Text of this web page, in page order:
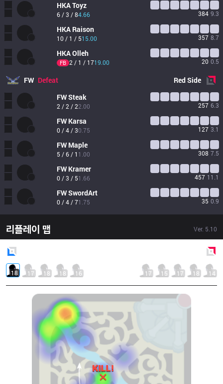
HKAToyz
6 / 3 / 84.66 384 9.3
HKA Raison
10 / 1 / 515.00 357 8.7
HKAOlleh
FB 2 / 1 / 1719.00 20 0.5
FW Defeat RedSide
FWSteak
2 / 2 / 22.00 257 6.3
FW Karsa
0 / 4 / 30.75 127 3.1
FW Maple
5 / 6 / 1 1.00 308 7.5
FW Kramer
0 / 3 / 51.66 457 11.1
FWSwordArt
0 / 4 / 71.75 35 0.9
리플레이 맵 Ver. 5.10
18 17 18 18 16 17 15 17 18 14